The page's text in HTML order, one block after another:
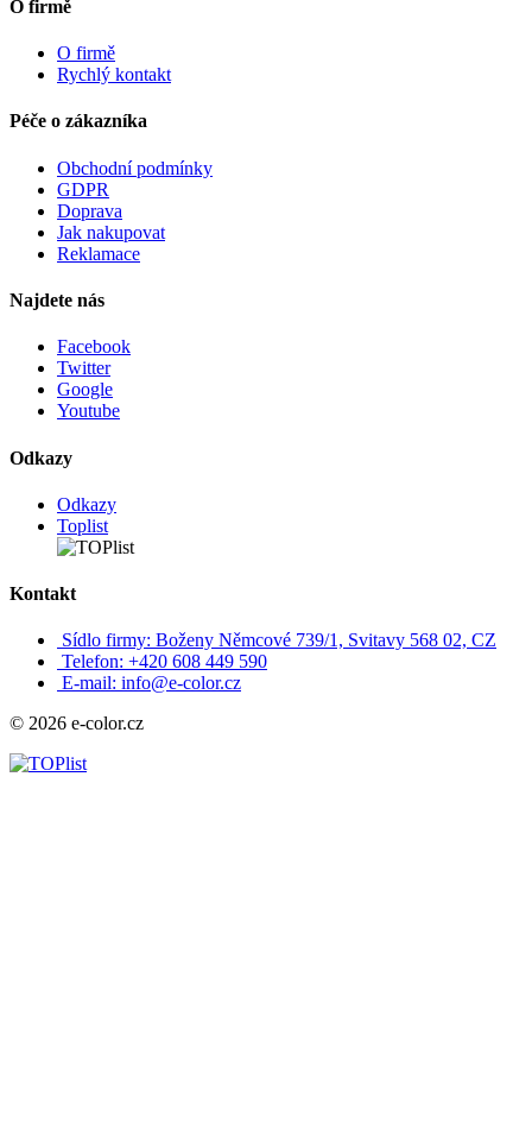
O firmě
O firmě
Rychlý kontakt
Péče o zákazníka
Obchodní podmínky
GDPR
Doprava
Jak nakupovat
Reklamace
Najdete nás
Facebook
Twitter
Google
Youtube
Odkazy
Odkazy
Toplist
Kontakt
Sídlo firmy: Boženy Němcové 739/1, Svitavy 568 02, CZ
Telefon: +420 608 449 590
E-mail: info@e-color.cz
© 2026 e-color.cz